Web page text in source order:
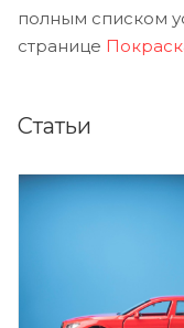
полным списком
странице
Статьи